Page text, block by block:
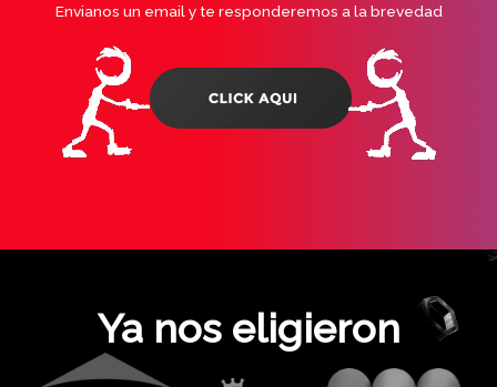
Envianos un email y te responderemos a la brevedad
Ya nos eligieron